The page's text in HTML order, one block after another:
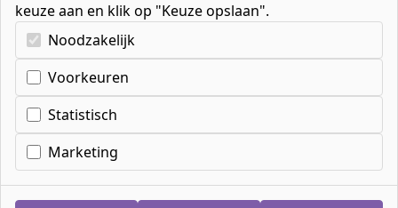
Home»Organisatie
Het Fitcentrum
Het Fitcentrum
keuze aan en klik op "Keuze opslaan".
Kies uw cookie-voorkeuren
Noodzakelijk
Voorkeuren
Statistisch
Marketing